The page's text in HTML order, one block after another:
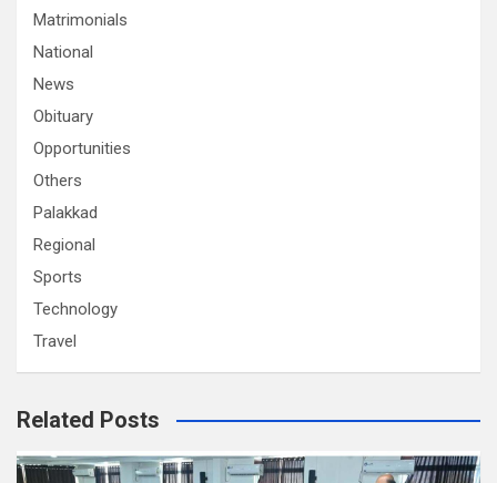
Matrimonials
National
News
Obituary
Opportunities
Others
Palakkad
Regional
Sports
Technology
Travel
Related Posts